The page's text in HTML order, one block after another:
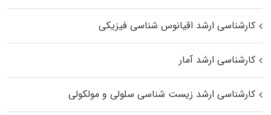
کارشناسی ارشد اقیانوس‌ شناسی فیزیکی
کارشناسی ارشد آمار
کارشناسی ارشد زیست شناسی سلولی و مولکولی